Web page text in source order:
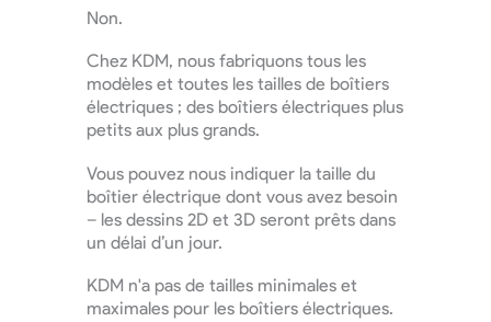
Non.
Chez KDM, nous fabriquons tous les
modèles et toutes les tailles de boîtiers
électriques ; des boîtiers électriques plus
petits aux plus grands.
Vous pouvez nous indiquer la taille du
boîtier électrique dont vous avez besoin
– les dessins 2D et 3D seront prêts dans
un délai d’un jour.
KDM n'a pas de tailles minimales et
maximales pour les boîtiers électriques.